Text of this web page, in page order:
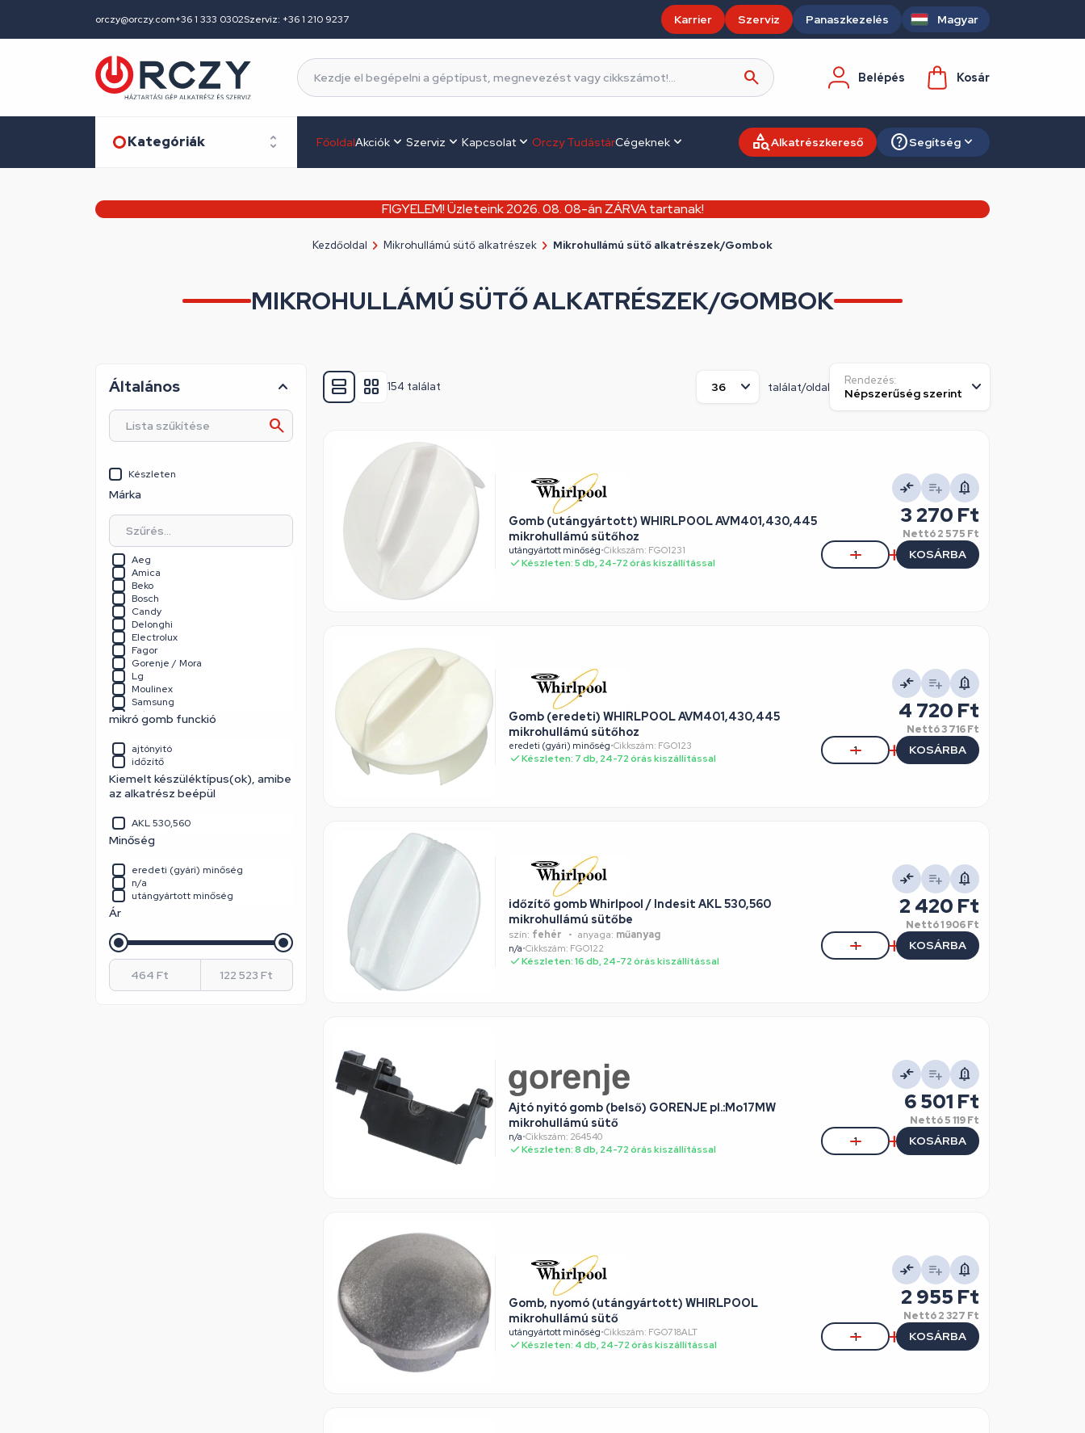
orczy@orczy.com+36 1 333 0302Szerviz: +36 1 210 9237 Karrier Szerviz Panaszkezelés Magyar
Belépés Kosár
Kategóriák FőoldalAkciók Szerviz Kapcsolat Orczy TudástárCégeknek Alkatrészkereső Segítség
FIGYELEM! Üzleteink 2026. 08. 08-án ZÁRVA tartanak!
Kezdőoldal Mikrohullámú sütő alkatrészek Mikrohullámú sütő alkatrészek/Gombok
MIKROHULLÁMÚ SÜTŐ ALKATRÉSZEK/GOMBOK
154 találat találat/oldal
Rendezés:
Gomb (utángyártott) WHIRLPOOL AVM401,430,445
mikrohullámú sütőhoz
utángyártott minőség•Cikkszám: FGO1231
Készleten: 5 db, 24-72 órás kiszállítással
3 270 Ft
Nettó2 575 Ft
KOSÁRBA
Gomb (eredeti) WHIRLPOOL AVM401,430,445
mikrohullámú sütőhoz
eredeti (gyári) minőség•Cikkszám: FGO123
Készleten: 7 db, 24-72 órás kiszállítással
4 720 Ft
Nettó3 716 Ft
KOSÁRBA
időzítő gomb Whirlpool / Indesit AKL 530,560
mikrohullámú sütőbe
szín: fehér anyaga: műanyag
n/a•Cikkszám: FGO122
Készleten: 16 db, 24-72 órás kiszállítással
2 420 Ft
Nettó1 906 Ft
KOSÁRBA
Ajtó nyitó gomb (belső) GORENJE pl.:Mo17MW
mikrohullámú sütő
n/a•Cikkszám: 264540
Készleten: 8 db, 24-72 órás kiszállítással
6 501 Ft
Nettó5 119 Ft
KOSÁRBA
Gomb, nyomó (utángyártott) WHIRLPOOL
mikrohullámú sütő
utángyártott minőség•Cikkszám: FGO718ALT
Készleten: 4 db, 24-72 órás kiszállítással
2 955 Ft
Nettó2 327 Ft
KOSÁRBA
Általános
Készleten
Márka
Aeg
Amica
Beko
Bosch
Candy
Delonghi
Electrolux
Fagor
Gorenje / Mora
Lg
Moulinex
Samsung
Teka
Whirlpool
mikró gomb funckió
ajtónyitó
időzítő
Kiemelt készüléktípus(ok), amibe
az alkatrész beépül
AKL 530,560
Minőség
eredeti (gyári) minőség
n/a
utángyártott minőség
Ár